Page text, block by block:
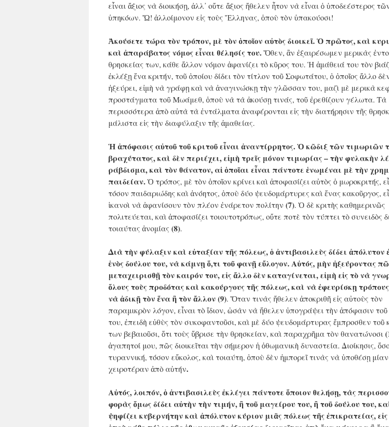
εἶναι ἄξιος νὰ διοικήσῃ, ἀλλ᾿ οὔτε ἄξιος ἤθελεν ἦτον νὰ εἶναι ὁ ὑποδεέστερος
ὑπηκόων. Ὤ! ἀλλοίμονον εἰς τοὺς Ἕλληνας, ὁποὺ τὸν ὑπακούοσι!
Ἀκούσετε τώρα τὸν τρόπον, μὲ τὸν ὁποῖον αὐτὸς διοικεῖ. Ὁ πρῶτος, καὶ
καὶ ἀπαράβατος νόμος εἶναι θέλησίς του.Ὅθεν, ἂν ἐξαιρέσωμεν μερικὰς
θρησκείας των, κάθε ἄλλον νόμον ἀφανίζει τὸ κῦρος του. Ἡ ἀμάθειά του τὸν
ἐκλέξῃ ἕνα κριτήν, τοῦ ὁποίου δίδει τὸν τίτλον τοῦ Σοφωτάτου, ὁ ὁποῖος ἄλλο
ἠξεύρει, εἰμὴ νὰ γράφῃ καὶ νὰ ἀναγινώσκῃ τὴν γλῶσσαν του, μαζὶ μὲ μερικὰ
προστάγματα τοῦ Μωάμεθ, ὁποὺ νὰ τὰ ἀκούσῃ τινάς, τοῦ ἐρεθίζουν γέλωτα. Τὰ
περισσότερα ἀπὸ αὐτὰ τὰ ἐντάλματα ἀναφέρονται εἰς τὴν διατήρησιν τῆς
μάλιστα εἰς τὴν διαφύλαξιν τῆς ἀμαθείας.
Ἡ ἀπόφασις αὐτοῦ τοῦ κριτοῦ εἶναι ἀναντίρρητος. Ὁ κῶδιξ τῶν τιμωριῶν
βραχύτατος, καὶ δὲν περιέχει, εἰμὴ τρεῖς μόνον τιμωρίας – τὴν φυλακὴν
ράβδισμα, καὶ τὸν θάνατον, αἱ ὁποῖαι εἶναι πάντοτε ἑνωμέναι μὲ τὴν
παιδείαν.Ὁ τρόπος, μὲ τὸν ὁποῖον κρίνει καὶ ἀποφασίζει αὐτὸς ὁ μωροκριτής,
τόσον παιδαριώδης καὶ ἀνόητος, ὁποὺ δύο ψευδομάρτυρες καὶ ἕνας κακοῦργος,
ἱκανοὶ νὰ ἀφανίσουν τὸν πλέον ἐνάρετον πολίτην (7). Ὁ δὲ κριτὴς καθημερινῶς
πολιτεύεται, καὶ ἀποφασίζει τοιουτοτρόπως, οὔτε ποτὲ τὸν τύπτει τὸ συνειδὸς
τοιαύτας ἀνομίας (8).
Διὰ τὴν φύλαξιν καὶ εὐταξίαν τῆς πόλεως, ὁ ἀντιβασιλεὺς δίδει ἀπόλυτον
ἑνὸς δούλου του, νὰ κάμνῃ ὅ,τι τοῦ φανῇ εὔλογον. Αὐτός, μὴν ἠξεύροντας
μεταχειρισθῇ τὸν καιρόν του, εἰς ἄλλο δὲν καταγίνεται, εἰμὴ εἰς τὸ νὰ
ὅλους τοὺς προδότας καὶ κακούργους τῆς πόλεως, καὶ νὰ ἐφευρίσκῃ τρόπους
νὰ ἀδικῇ τὸν ἕνα ἢ τὸν ἄλλον (9). Ὅταν τινὰς ἤθελεν ἀποκριθῆ εἰς αὐτοὺς τὸν
παραμικρὸν λόγον, εἶναι τὸ ἴδιον, ὡσὰν νὰ ἤθελεν ὑπογράψει τὴν ἀπόφασιν
του, ἐπειδὴ εὐθὺς τὸν συκοφαντοῦσι, καὶ μὲ δύο ψευδομάρτυρας ἔμπροσθεν τοῦ
των βεβαιοῦσι, ὅτι τοὺς ὕβρισε τὴν θρησκείαν, καὶ παραχρῆμα τὸν θανατώνοσι
ἀγαπητοί μου, πῶς διοικεῖται τὴν σήμερον ἡ ὀθωμανικὴ δυναστεία. Διοίκησις,
τυραννική, τόσον εὔκολος, καὶ τοιαύτη, ὁποὺ δὲν ἠμπορεῖ τινὰς νὰ ὑποθέσῃ μίαν
χειροτέραν ἀπὸ αὐτήν.
Αὐτός, λοιπόν, ὁ ἀντιβασιλεὺς ἐκλέγει πάντοτε ὅποιον θελήσῃ, τὰς
φορὰς ὅμως δίδει αὐτὴν τὴν τιμήν, ἢ τοῦ μαγείρου του, ἢ τοῦ δούλου του,
ψηφίζει κυβερνήτην καὶ ἀπόλυτον κύριον μιᾶς πόλεως τῆς ἐπικρατείας,